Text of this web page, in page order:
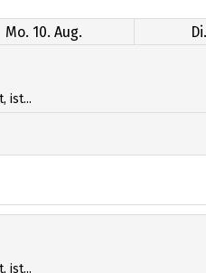
Mo. 10. Aug.
ist...
ist...